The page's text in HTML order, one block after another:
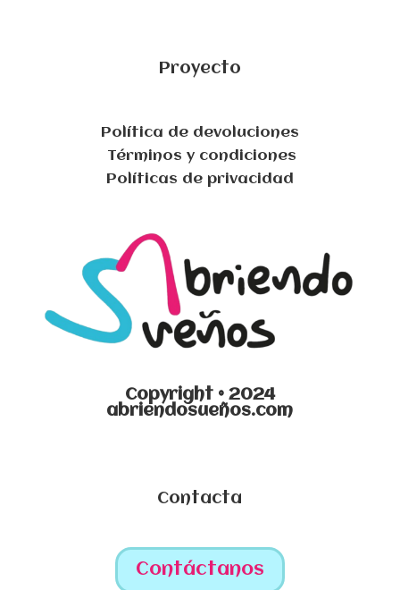
Proyecto
Política de devoluciones
Términos y condiciones
Políticas de privacidad
Copyright © 2024
abriendosueños.com
Contacta
Contáctanos